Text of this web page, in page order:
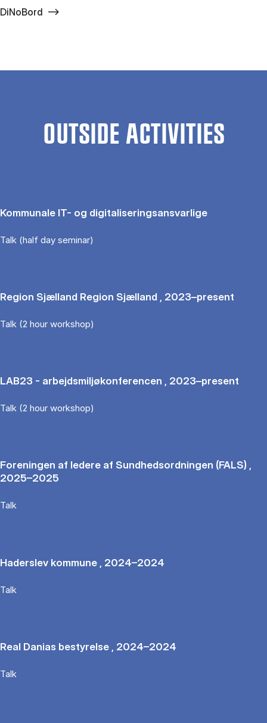
DiNoBord
OUTSIDE ACTIVITIES
Kommunale IT- og digitaliseringsansvarlige
Talk (half day seminar)
Region Sjælland Region Sjælland , 2023–present
Talk (2 hour workshop)
LAB23 - arbejdsmiljøkonferencen , 2023–present
Talk (2 hour workshop)
Foreningen af ledere af Sundhedsordningen (FALS) ,
2025–2025
Talk
Haderslev kommune , 2024–2024
Talk
Real Danias bestyrelse , 2024–2024
Talk